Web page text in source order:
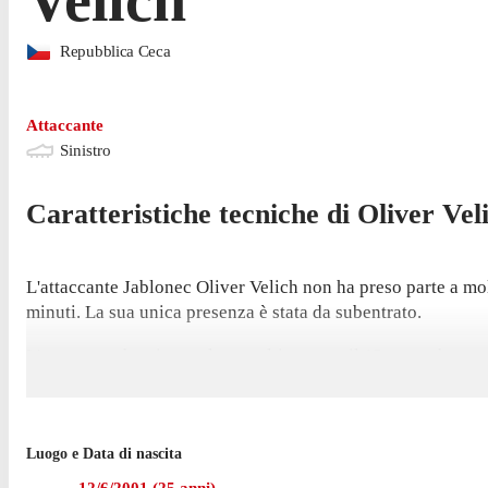
Repubblica Ceca
Attaccante
Sinistro
Caratteristiche tecniche di Oliver
L'attaccante Jablonec Oliver Velich non ha preso parte a
minuti. La sua unica presenza è stata da subentrato.
L'attaccante ha giocato la sua ultima gara il 12 settembre,
Nella passata stagione di Czech Liga Velich è sceso in
Luogo e Data di nascita